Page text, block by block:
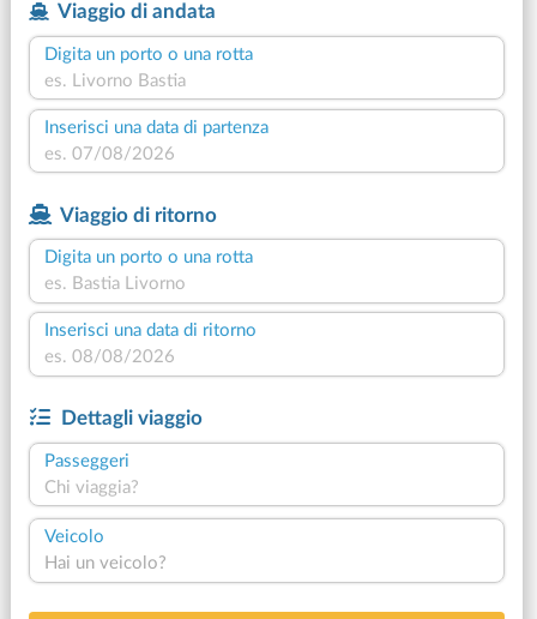
Viaggio di andata
Digita un porto o una rotta
Inserisci una data di partenza
Viaggio di ritorno
Digita un porto o una rotta
Inserisci una data di ritorno
Dettagli viaggio
Passeggeri
Chi viaggia?
Veicolo
Hai un veicolo?